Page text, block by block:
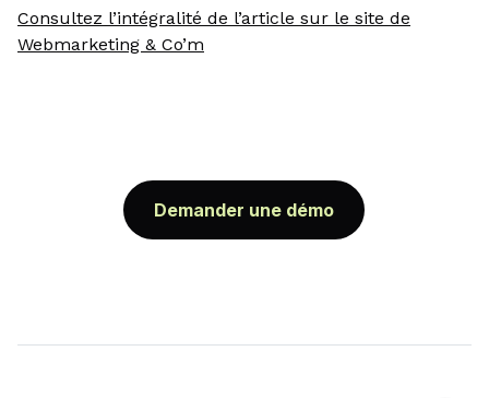
Consultez l’intégralité de l’article sur le site de
Webmarketing & Co’m
Demander une démo